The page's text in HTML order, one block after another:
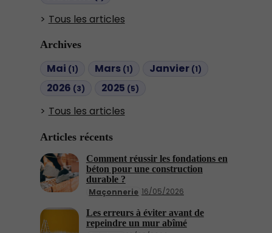
Tous les articles
Archives
Mai (1) Mars (1) Janvier (1)
2026 (3) 2025 (5)
Tous les articles
Articles récents
Maçonnerie 16/05/2026
Comment réussir les fondations en
béton pour une construction
durable ?
Les erreurs à éviter avant de
repeindre un mur abîmé